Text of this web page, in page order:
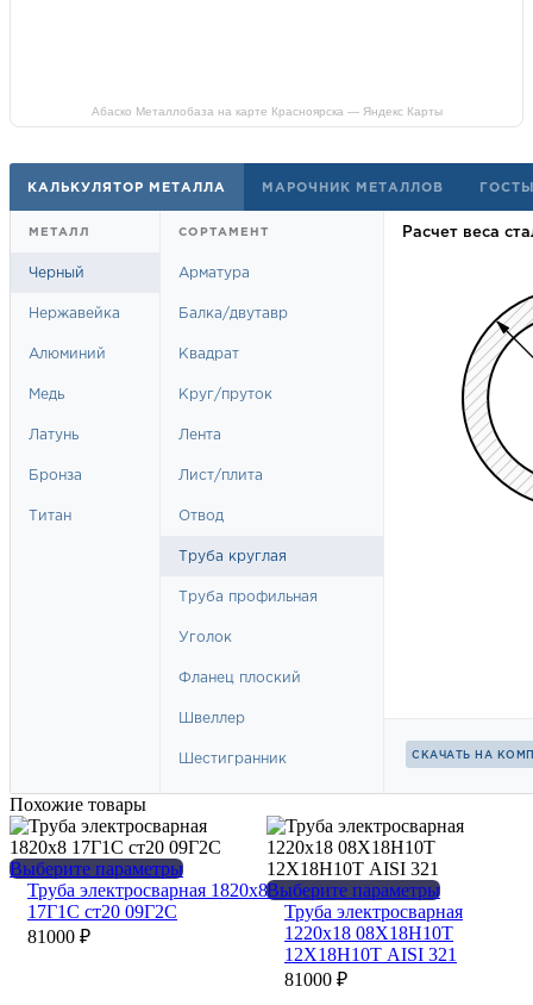
Абаско Металлобаза на карте Красноярска — Яндекс Карты
Похожие товары
Выберите параметрыЭтот
товар
Труба электросварная 1820х8
17Г1С ст20 09Г2С
81000 ₽
Выберите параметрыЭтот
товар
имеет
несколько
Труба электросварная
1220х18 08Х18Н10Т
12Х18Н10Т AISI 321
81000 ₽